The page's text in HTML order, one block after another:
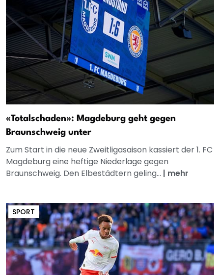
«Totalschaden»: Magdeburg geht gegen
Braunschweig unter
Zum Start in die neue Zweitligasaison kassiert der 1. FC
Magdeburg eine heftige Niederlage gegen
Braunschweig. Den Elbestädtern geling... | mehr
SPORT